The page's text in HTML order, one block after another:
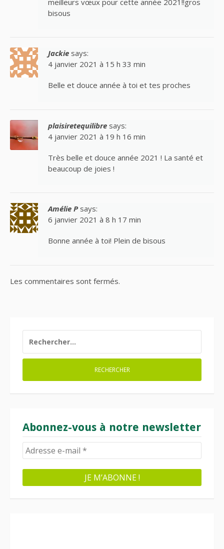
bisous
Jackie says:
4 janvier 2021 à 15 h 33 min
Belle et douce année à toi et tes proches
plaisiretequilibre says:
4 janvier 2021 à 19 h 16 min
Très belle et douce année 2021 ! La santé et
beaucoup de joies !
Amélie P says:
6 janvier 2021 à 8 h 17 min
Bonne année à toi! Plein de bisous
Les commentaires sont fermés.
Abonnez-vous à notre newsletter